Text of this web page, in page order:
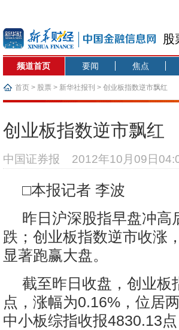
股
频道首页 要闻 焦点
首页 > 股票 > 新华社报刊 > 创业板指数逆市飘红
创业板指数逆市飘红
中国证券报 2012年10月09日
□本报记者 李波
昨日沪深股指早盘冲高
跌；创业板指数逆市收涨
显著跑赢大盘。
截至昨日收盘，创业板
点，涨幅为0.16%，位居
中小板综指收报4830.13